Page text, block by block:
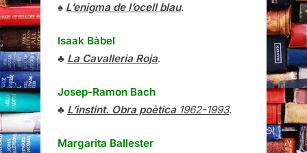
♠ L’enigma de l’ocell blau.
Isaak Bàbel
♣ La Cavalleria Roja.
Josep-Ramon Bach
♣ L’instint. Obra poètica1962-1993.
Margarita Ballester